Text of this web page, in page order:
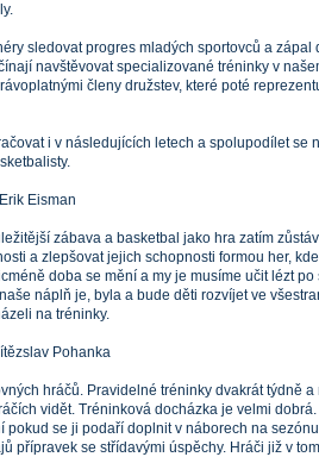
sledovat progres mladých sportovců a zápal
navštěvovat specializované tréninky v
členy družstev, které poté
i v následujících letech a spolupodílet se
Eisman
zábava a basketbal jako hra zatím
a zlepšovat jejich schopnosti formou her,
doba se mění a my je musíme učit lézt
náplň je, byla a bude děti rozvíjet ve
na tréninky.
Pohanka
hráčů. Pravidelné tréninky dvakrát týdně
vidět. Tréninková docházka je velmi
pokud se ji podaří doplnit v náborech na
přípravek se střídavými úspěchy. Hráči již v